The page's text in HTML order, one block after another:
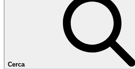
Cerca